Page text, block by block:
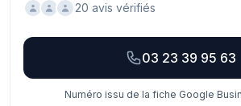
20 avis vérifiés
03 23 39 95 63
Numéro issu de la fiche Google